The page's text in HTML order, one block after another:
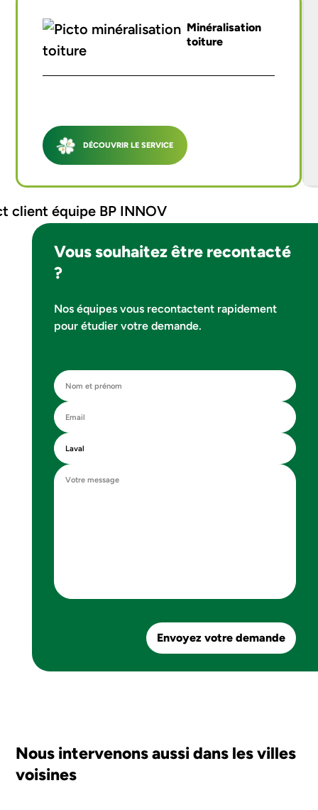
Minéralisation
toiture
DÉCOUVRIR LE SERVICE
Vous souhaitez être recontacté
?
Nos équipes vous recontactent rapidement
pour étudier votre demande.
Envoyez votre demande
Nous intervenons aussi dans les villes
voisines